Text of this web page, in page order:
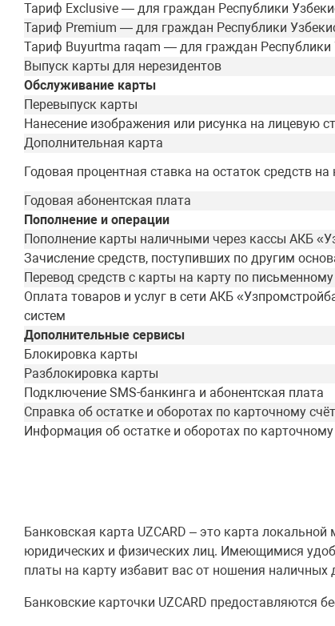
Тариф Exclusive — для граждан Республики
Тариф Premium — для граждан Республики
Тариф Buyurtma raqam — для граждан Республики
Выпуск карты для нерезидентов
Обслуживание карты
Перевыпуск карты
Нанесение изображения или рисунка на лицевую
Дополнительная карта
Годовая процентная ставка на остаток средств на
Годовая абонентская плата
Пополнение и операции
Пополнение карты наличными через кассы АКБ
Зачисление средств, поступивших по другим
Перевод средств с карты на карту по
Оплата товаров и услуг в сети АКБ
систем
Дополнительные сервисы
Блокировка карты
Разблокировка карты
Подключение SMS-банкинга и абонентская плата
Справка об остатке и оборотах по карточному
Информация об остатке и оборотах по
Банковская карта UZCARD – это карта
юридических и физических лиц. Имеющимися
платы на карту избавит вас от ношения наличных
Банковские карточки UZCARD предоставляются